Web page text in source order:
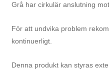
Grå har cirkulär anslutning
För att undvika problem
kontinuerligt.
Denna produkt kan styras